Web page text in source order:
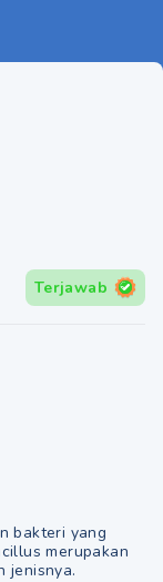
Terjawab
bakteri yang
merupakan
jenisnya.